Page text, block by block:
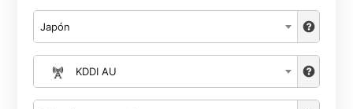
Japón
KDDI AU